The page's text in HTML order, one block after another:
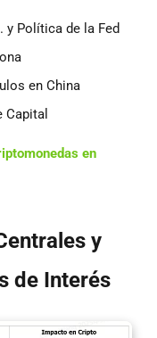
y Política de la Fed
en China
Capital
en
y
de Interés